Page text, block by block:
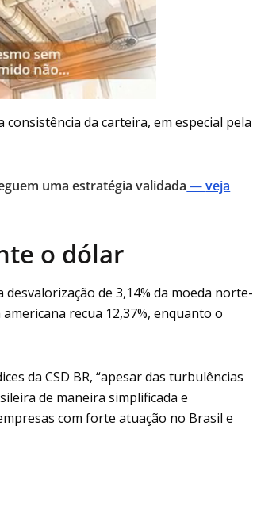
da carteira, em especial pela
uma estratégia validada —veja
o dólar
de 3,14% da moeda norte-
recua 12,37%, enquanto o
da CSD BR, “apesar das turbulências
de maneira simplificada e
com forte atuação no Brasil e